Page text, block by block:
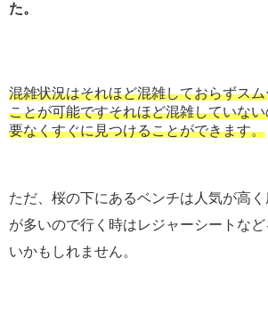
た。
混雑状況はそれほど混雑しておらずス
ことが可能ですそれほど混雑していな
要なくすぐに見つけることができます。
ただ、桜の下にあるベンチは人気が高
が多いので行く時はレジャーシートな
いかもしれません。